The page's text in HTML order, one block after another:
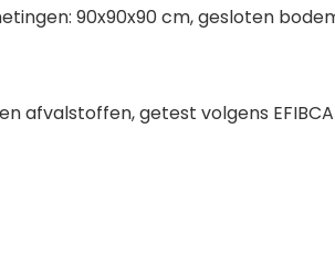
90x90x90 cm, gesloten
afvalstoffen, getest volgens